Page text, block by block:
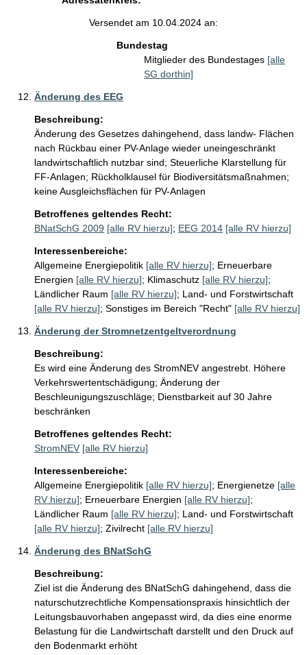
Versendet am 10.04.2024 an:
Bundestag
Mitglieder des Bundestages [alle
SG dorthin]
Änderung des EEG
Beschreibung:
Änderung des Gesetzes dahingehend, dass landw- Flächen
nach Rückbau einer PV-Anlage wieder uneingeschränkt
landwirtschaftlich nutzbar sind; Steuerliche Klarstellung für
FF-Anlagen; Rückholklausel für Biodiversitätsmaßnahmen;
keine Ausgleichsflächen für PV-Anlagen
Betroffenes geltendes Recht:
BNatSchG 2009 [alle RV hierzu]; EEG 2014 [alle RV hierzu]
Interessenbereiche:
Allgemeine Energiepolitik [alle RV hierzu]; Erneuerbare
Energien [alle RV hierzu]; Klimaschutz [alle RV hierzu];
Ländlicher Raum [alle RV hierzu]; Land- und Forstwirtschaft
[alle RV hierzu]; Sonstiges im Bereich "Recht" [alle RV hierzu]
Änderung der Stromnetzentgeltverordnung
Beschreibung:
Es wird eine Änderung des StromNEV angestrebt. Höhere
Verkehrswertentschädigung; Änderung der
Beschleunigungszuschläge; Dienstbarkeit auf 30 Jahre
beschränken
Betroffenes geltendes Recht:
StromNEV [alle RV hierzu]
Interessenbereiche:
Allgemeine Energiepolitik [alle RV hierzu]; Energienetze [alle
RV hierzu]; Erneuerbare Energien [alle RV hierzu];
Ländlicher Raum [alle RV hierzu]; Land- und Forstwirtschaft
[alle RV hierzu]; Zivilrecht [alle RV hierzu]
Änderung des BNatSchG
Beschreibung:
Ziel ist die Änderung des BNatSchG dahingehend, dass die
naturschutzrechtliche Kompensationspraxis hinsichtlich der
Leitungsbauvorhaben angepasst wird, da dies eine enorme
Belastung für die Landwirtschaft darstellt und den Druck auf
den Bodenmarkt erhöht